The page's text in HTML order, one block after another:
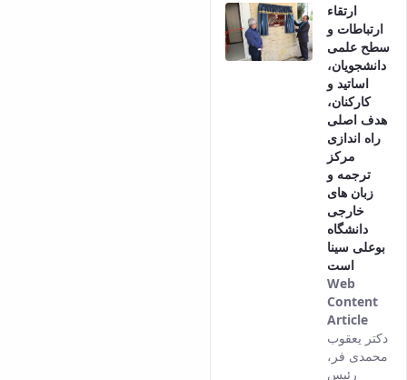
ارتقاء
ارتباطات و
سطح علمی
دانشجویان،
اساتید و
کارکنان،
هدف اصلی
راه اندازی
مرکز
ترجمه و
زبان های
خارجی
دانشگاه
بوعلی سینا
است
Web
Content
Article
This
دکتر یعقوب
محمدی فر،
رئیس